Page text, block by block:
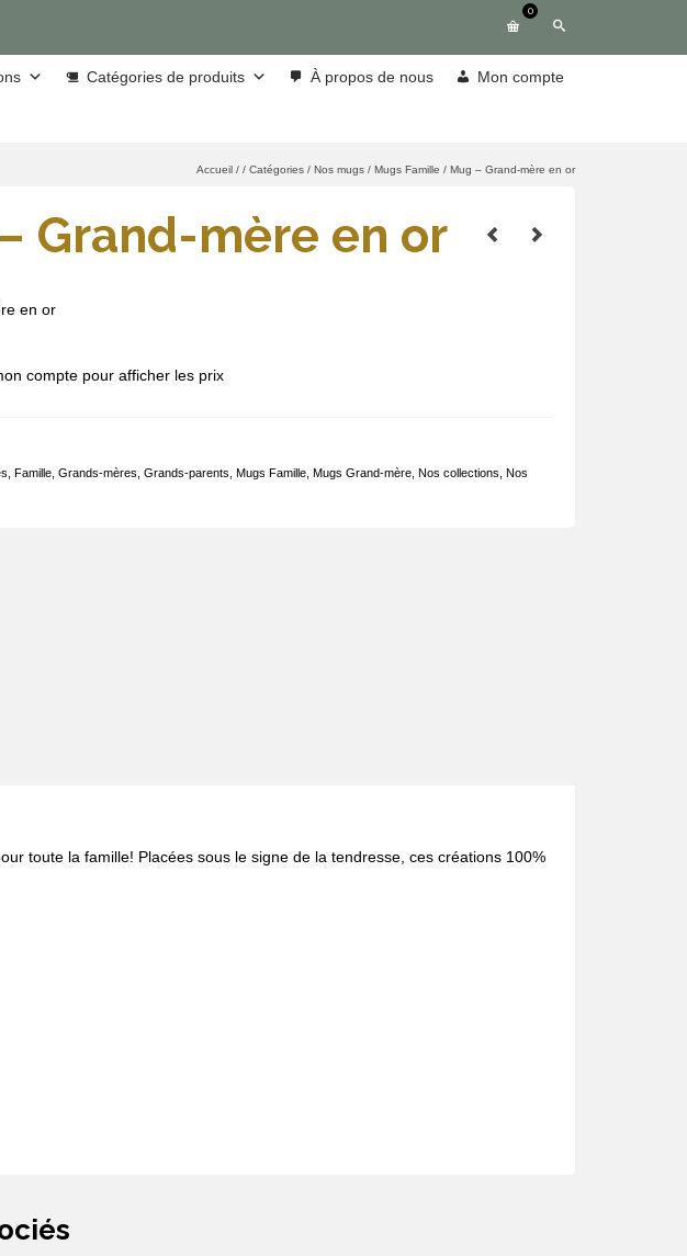
0
Catégories de produits À propos de nous Mon compte
Accueil / / Catégories / Nos mugs / Mugs Famille / Mug – Grand-mère en or
Grand-mère en or
en or
compte pour afficher les prix
Famille, Grands-mères Grands-parents Mugs Famille, Mugs Grand-mère, Nos collections Nos
toute la famille! Placées sous le signe de la tendresse, ces créations 100%